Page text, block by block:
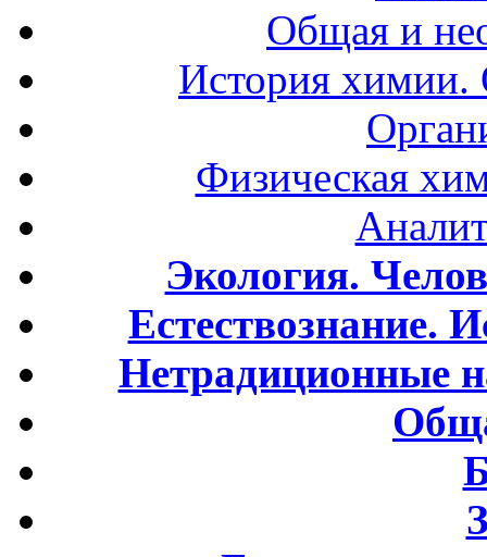
Общая и
История
Физическая
Экология.
Естествознание.
Нетрадиционные